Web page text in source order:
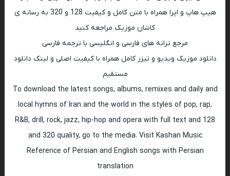
هیپ هاپ و اپرا همراه با متن کامل و کیفیت 128 و 320 به رسانه ی
کاشان موزیک مراجعه کنید
مرجع ترانه های فارسی و انگلیسی با ترجمه فارسی
دانلود موزیک ویدیو و تیزر کامل همراه با کیفیت اصلی و لینک دانلود
مستقیم
To download the latest songs, albums, remixes and daily and
local hymns of Iran and the world in the styles of pop, rap,
R&B, drill, rock, jazz, hip-hop and opera with full text and 128
and 320 quality, go to the media. Visit Kashan Music
Reference of Persian and English songs with Persian
translation